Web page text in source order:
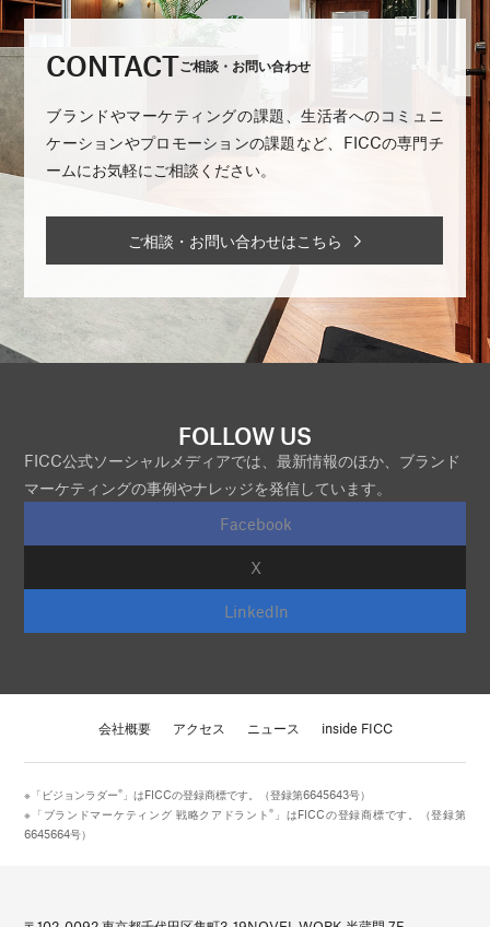
CONTACTご相談・お問い合わせ
ブランドやマーケティングの課題、生活者へのコミュニ
ケーションやプロモーションの課題など、FICCの専門チ
ームにお気軽にご相談ください。
ご相談・お問い合わせはこちら
FOLLOW US
FICC公式ソーシャルメディアでは、最新情報のほか、ブランド
マーケティングの事例やナレッジを発信しています。
Facebook
X
LinkedIn
会社概要 アクセス ニュース inside FICC
※「ビジョンラダー® 」はFICCの登録商標です。（登録第6645643号）
※「ブランドマーケティング 戦略クアドラント® 」はFICCの登録商標です。（登録第
6645664号）